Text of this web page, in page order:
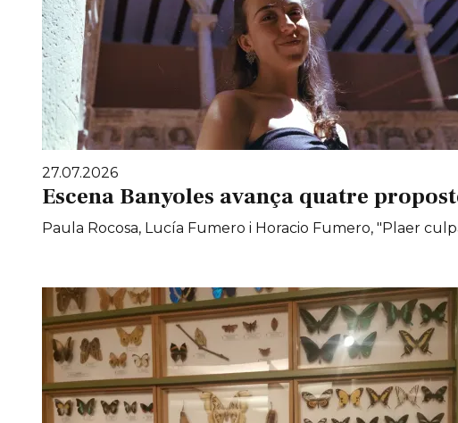
27.07.2026
Escena Banyoles avança quatre
Paula Rocosa, Lucía Fumero i Horacio Fumero, "Plaer